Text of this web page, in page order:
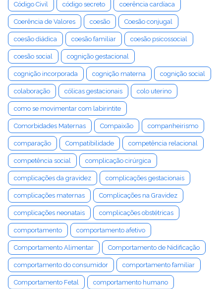
Código Civil código secreto coerência cardíaca
Coerência de Valores coesão Coesão conjugal
coesão diádica coesão familiar coesão psicossocial
coesão social cognição gestacional
cognição incorporada cognição materna cognição social
colaboração cólicas gestacionais colo uterino
como se movimentar com labirintite
Comorbidades Maternas Compaixão companheirismo
comparação Compatibilidade competência relacional
competência social complicação cirúrgica
complicações da gravidez complicações gestacionais
complicações maternas Complicações na Gravidez
complicações neonatais complicações obstétricas
comportamento comportamento afetivo
Comportamento Alimentar Comportamento de Nidificação
comportamento do consumidor comportamento familiar
Comportamento Fetal comportamento humano